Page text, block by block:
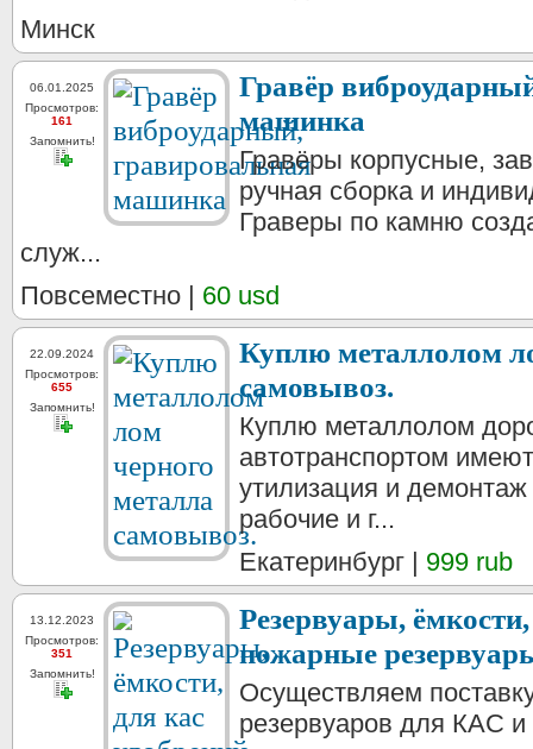
Минск
06.01.2025
Просмотров:
161
Запомнить!
Гравёр
машинка
Гравёры корпусные,
ручная сборка и
Граверы по камню
служ...
Повсеместно | 60 usd
22.09.2024
Просмотров:
655
Запомнить!
Куплю металлолом
самовывоз.
Куплю металлолом
автотранспортом
утилизация и
рабочие и г...
Екатеринбург | 999 rub
13.12.2023
Просмотров:
351
Запомнить!
Резервуары,
пожарные
Осуществляем
резервуаров для КАС и